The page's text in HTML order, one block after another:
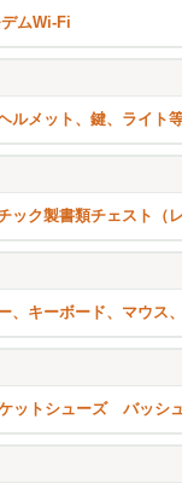
ムWi-Fi
ルメット、鍵、ライト
ック製書類チェスト（
、キーボード、マウス
ットシューズ バッシ